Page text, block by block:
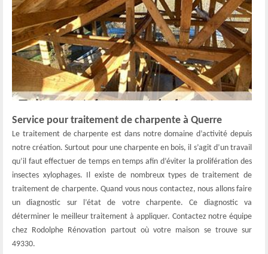
Service pour traitement de charpente à Querre
Le traitement de charpente est dans notre domaine d’activité depuis
notre création. Surtout pour une charpente en bois, il s’agit d’un travail
qu’il faut effectuer de temps en temps afin d’éviter la prolifération des
insectes xylophages. Il existe de nombreux types de traitement de
traitement de charpente. Quand vous nous contactez, nous allons faire
un diagnostic sur l’état de votre charpente. Ce diagnostic va
déterminer le meilleur traitement à appliquer. Contactez notre équipe
chez Rodolphe Rénovation partout où votre maison se trouve sur
49330.